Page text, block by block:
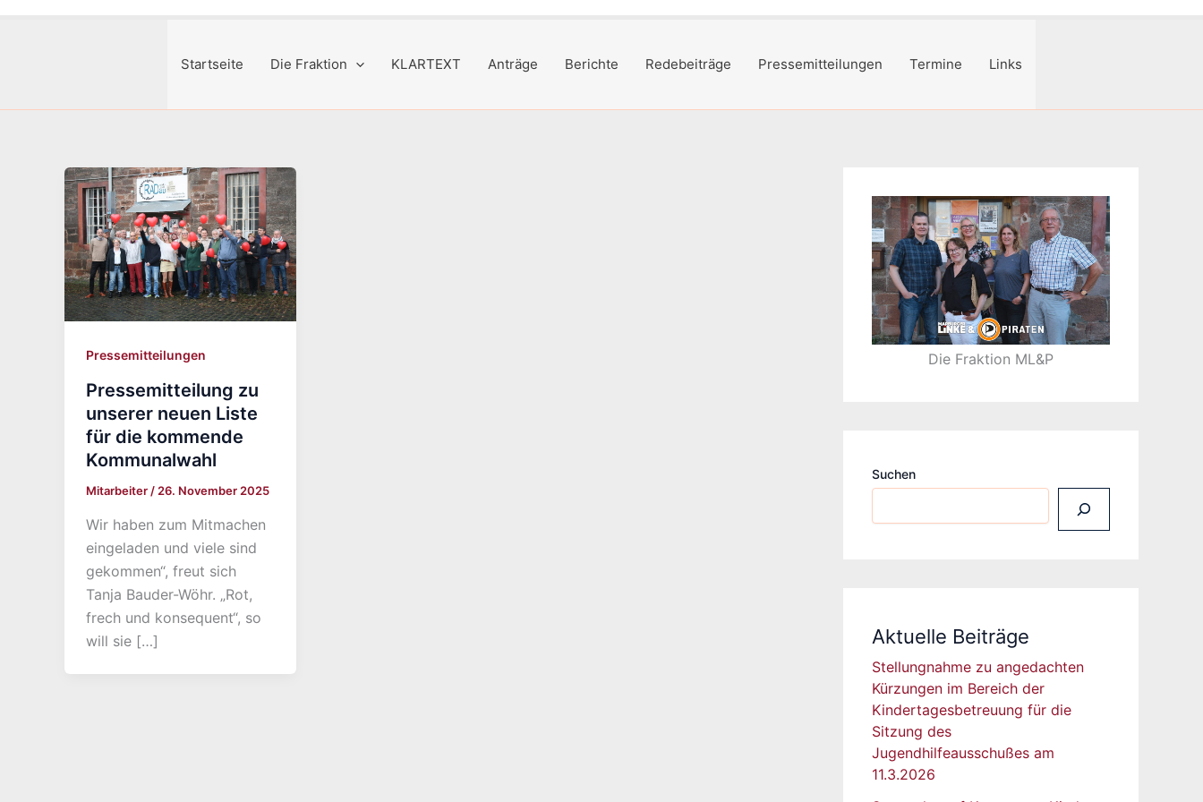
Startseite Die Fraktion KLARTEXT Anträge Berichte Redebeiträge Pressemitteilungen Termine Links
Pressemitteilungen
Pressemitteilung zu
unserer neuen Liste
für die kommende
Kommunalwahl
Mitarbeiter / 26. November 2025
Wir haben zum Mitmachen
eingeladen und viele sind
gekommen“, freut sich
Tanja Bauder-Wöhr. „Rot,
frech und konsequent“, so
will sie […]
Die Fraktion ML&P
Suchen
Aktuelle Beiträge
Stellungnahme zu angedachten
Kürzungen im Bereich der
Kindertagesbetreuung für die
Sitzung des
Jugendhilfeausschußes am
11.3.2026